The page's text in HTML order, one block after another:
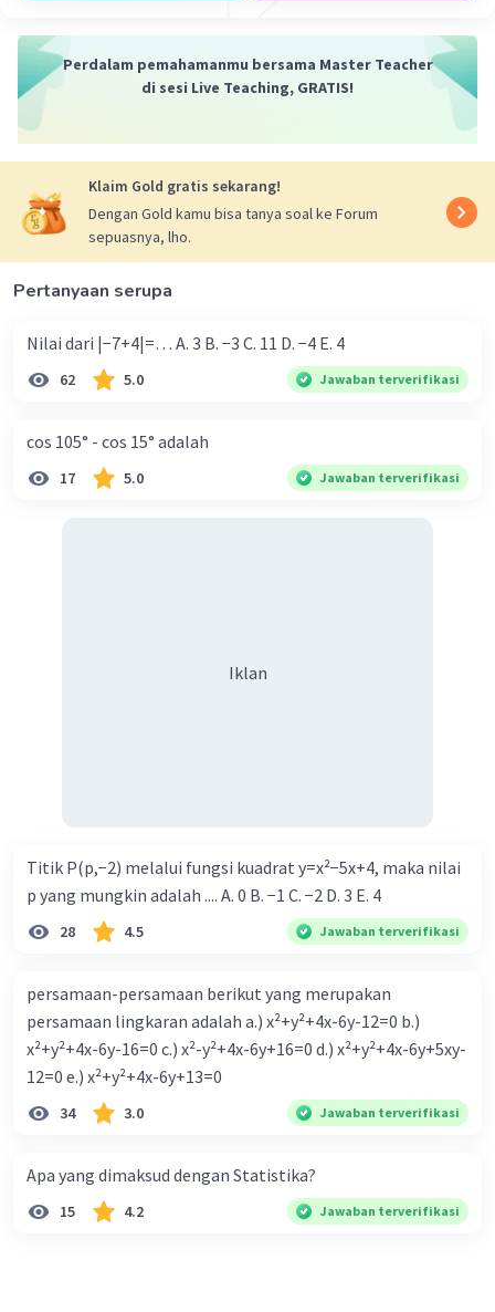
Perdalam pemahamanmu bersama Master Teacher
di sesi Live Teaching, GRATIS!
Klaim Gold gratis sekarang!
Dengan Gold kamu bisa tanya soal ke Forum
sepuasnya, lho.
Pertanyaan serupa
Nilai dari |−7+4|=… A. 3 B. −3 C. 11 D. −4 E. 4
62 5.0 Jawaban terverifikasi
cos 105° - cos 15° adalah
17 5.0 Jawaban terverifikasi
Iklan
Titik P(p,−2) melalui fungsi kuadrat y=x²−5x+4, maka nilai
p yang mungkin adalah .... A. 0 B. −1 C. −2 D. 3 E. 4
28 4.5 Jawaban terverifikasi
persamaan-persamaan berikut yang merupakan
persamaan lingkaran adalah a.) x²+y²+4x-6y-12=0 b.)
x²+y²+4x-6y-16=0 c.) x²-y²+4x-6y+16=0 d.) x²+y²+4x-6y+5xy-
12=0 e.) x²+y²+4x-6y+13=0
34 3.0 Jawaban terverifikasi
Apa yang dimaksud dengan Statistika?
15 4.2 Jawaban terverifikasi